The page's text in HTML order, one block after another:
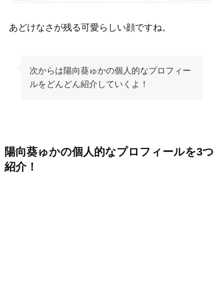
あどけなさが残る可愛らしい顔ですね。
次からは陽向葵ゅかの個人的なプロフィー
ルをどんどん紹介していくよ！
陽向葵ゅかの個人的なプロフィールを3つ
紹介！